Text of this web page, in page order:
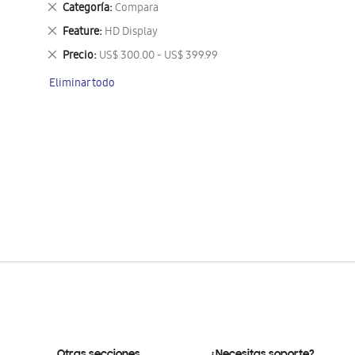
Categoría Compara
Eliminar
este
artículo
Feature HD Display
Eliminar
este
artículo
Precio US$ 300.00 - US$ 399.99
Eliminar
artículo
Eliminar todo